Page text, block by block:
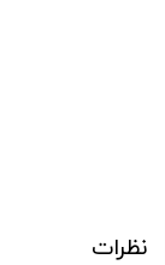
نظرات